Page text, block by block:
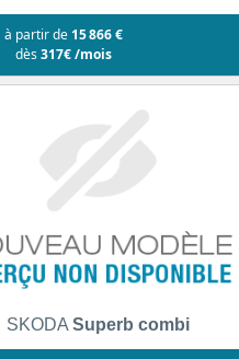
à partir de 15 866 €
dès317€ /mois
SKODA Superb combi